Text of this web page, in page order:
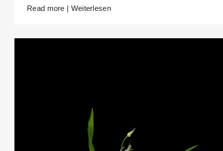
Read more | Weiterlesen